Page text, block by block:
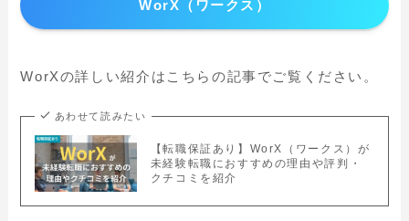
WorX（ワークス）
WorXの詳しい紹介はこちらの記事でご覧ください。
あわせて読みたい
【転職保証あり】WorX（ワークス）が
未経験転職におすすめの理由や評判・
クチコミを紹介